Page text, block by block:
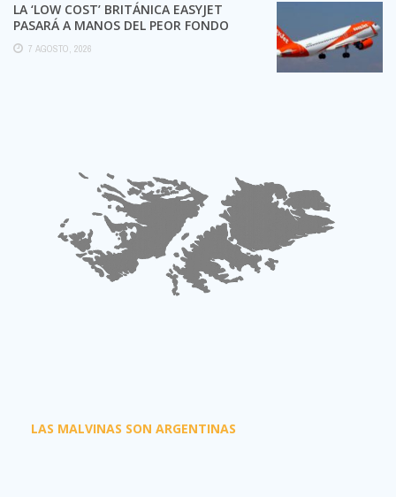
LA ‘LOW COST’ BRITÁNICA EASYJET
PASARÁ A MANOS DEL PEOR FONDO
POSIBLE:
7 AGOSTO, 2026
LAS MALVINAS SON ARGENTINAS